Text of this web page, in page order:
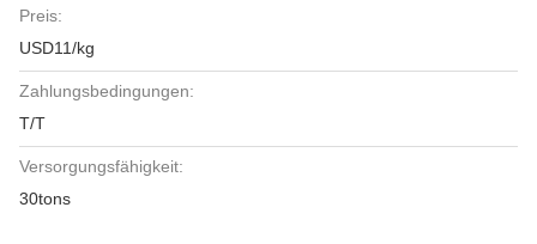
Preis:
USD11/kg
Zahlungsbedingungen:
T/T
Versorgungsfähigkeit:
30tons